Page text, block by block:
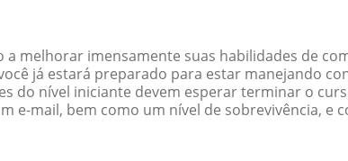
melhorar imensamente suas habilidades de
já estará preparado para estar manejando
do nível iniciante devem esperar terminar o
mail, bem como um nível de sobrevivência, e